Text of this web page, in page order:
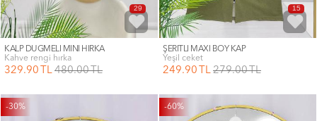
29
KALP DÜĞMELİ MİNİ HIRKA
kahve rengi hırka
329.90 TL 480.00TL
15
ŞERİTLİ MAXİ BOY KAP
yeşil ceket
249.90 TL 279.00TL
-30% -60%